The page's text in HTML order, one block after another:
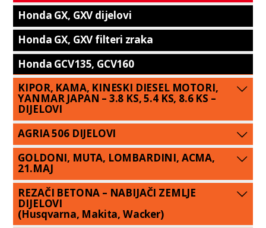
Honda GX, GXV dijelovi
Honda GX, GXV filteri zraka
Honda GCV135, GCV160
KIPOR, KAMA, KINESKI DIESEL MOTORI,
YANMAR JAPAN – 3.8 KS, 5.4 KS, 8.6 KS –
DIJELOVI
AGRIA 506 DIJELOVI
GOLDONI, MUTA, LOMBARDINI, ACMA,
21.MAJ
REZAČI BETONA – NABIJAČI ZEMLJE
DIJELOVI
(Husqvarna, Makita, Wacker)